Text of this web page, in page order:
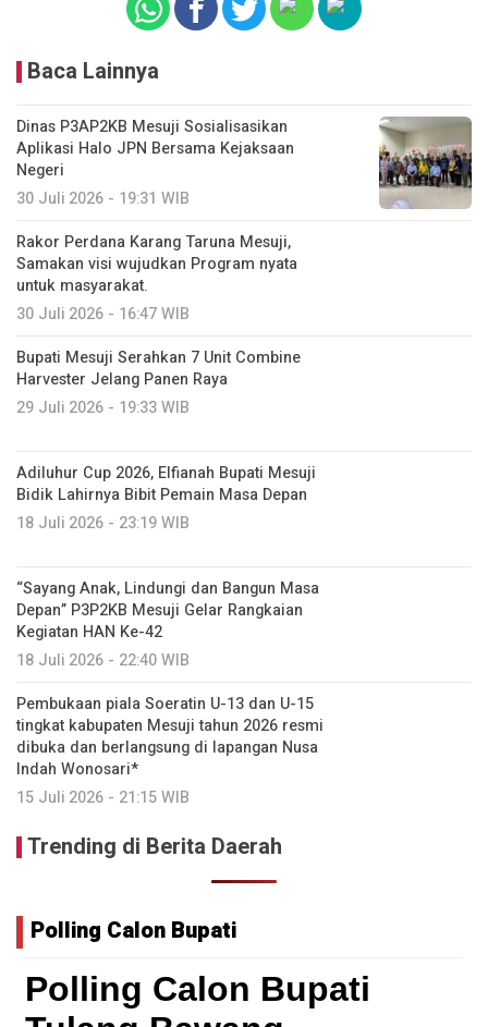
Baca Lainnya
Dinas P3AP2KB Mesuji Sosialisasikan
Aplikasi Halo JPN Bersama Kejaksaan
Negeri
30 Juli 2026 - 19:31 WIB
Rakor Perdana Karang Taruna Mesuji,
Samakan visi wujudkan Program nyata
untuk masyarakat.
30 Juli 2026 - 16:47 WIB
Bupati Mesuji Serahkan 7 Unit Combine
Harvester Jelang Panen Raya
29 Juli 2026 - 19:33 WIB
Adiluhur Cup 2026, Elfianah Bupati Mesuji
Bidik Lahirnya Bibit Pemain Masa Depan
18 Juli 2026 - 23:19 WIB
“Sayang Anak, Lindungi dan Bangun Masa
Depan” P3P2KB Mesuji Gelar Rangkaian
Kegiatan HAN Ke-42
18 Juli 2026 - 22:40 WIB
Pembukaan piala Soeratin U-13 dan U-15
tingkat kabupaten Mesuji tahun 2026 resmi
dibuka dan berlangsung di lapangan Nusa
Indah Wonosari*
15 Juli 2026 - 21:15 WIB
Trending di Berita Daerah
Polling Calon Bupati